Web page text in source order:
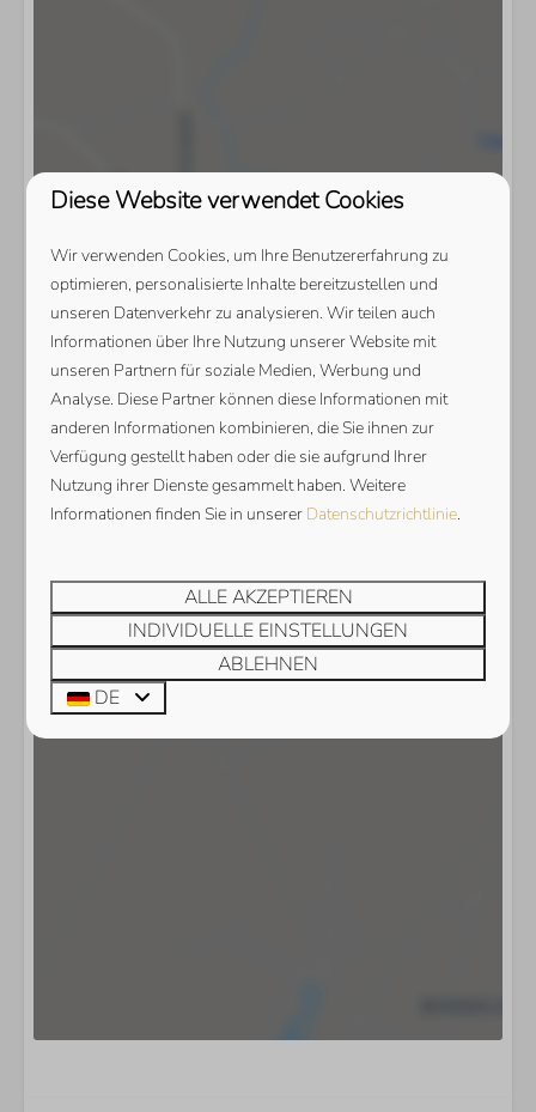
Karte anzeigen
Diese Website verwendet Cookies
Wir verwenden Cookies, um Ihre Benutzererfahrung zu
optimieren, personalisierte Inhalte bereitzustellen und
unseren Datenverkehr zu analysieren. Wir teilen auch
Informationen über Ihre Nutzung unserer Website mit
unseren Partnern für soziale Medien, Werbung und
Analyse. Diese Partner können diese Informationen mit
anderen Informationen kombinieren, die Sie ihnen zur
Verfügung gestellt haben oder die sie aufgrund Ihrer
Nutzung ihrer Dienste gesammelt haben. Weitere
Informationen finden Sie in unserer Datenschutzrichtlinie.
ALLE AKZEPTIEREN
INDIVIDUELLE EINSTELLUNGEN
ABLEHNEN
DE